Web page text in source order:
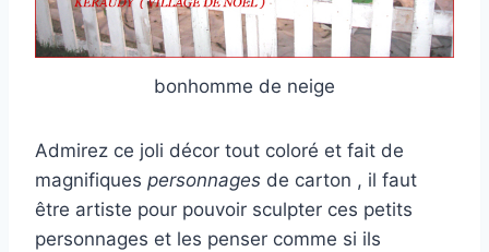
bonhomme de neige
Admirez ce joli décor tout coloré et fait de
magnifiques personnages de carton , il faut
être artiste pour pouvoir sculpter ces petits
personnages et les penser comme si ils